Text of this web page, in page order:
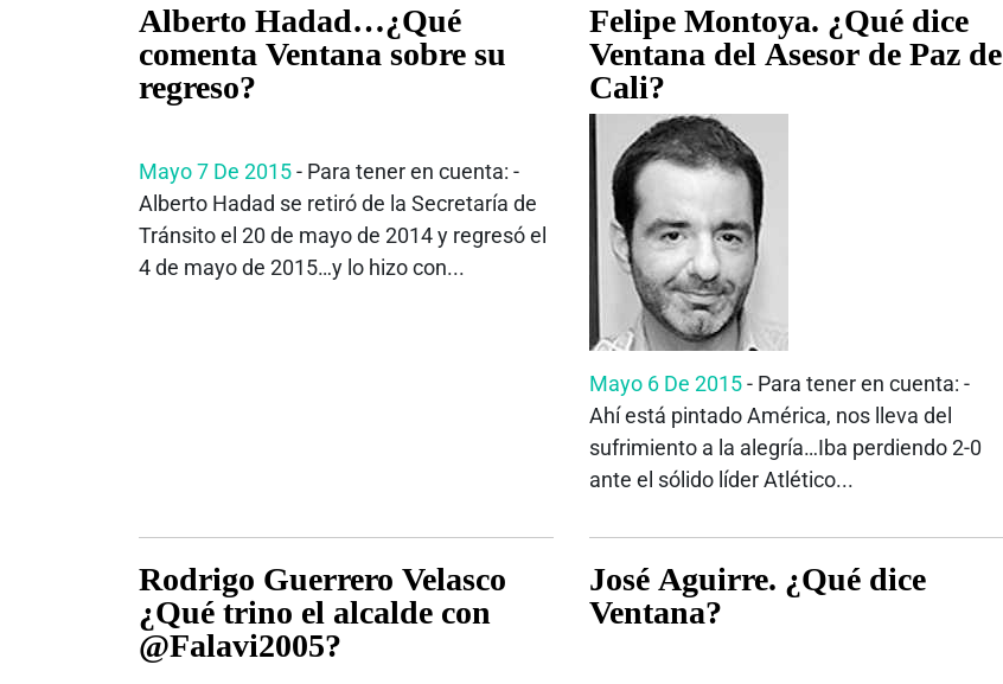
Alberto Hadad…¿Qué
comenta Ventana sobre su
regreso?
Mayo 7 De 2015- Para tener en cuenta: -
Alberto Hadad se retiró de la Secretaría de
Tránsito el 20 de mayo de 2014 y regresó el
4 de mayo de 2015…y lo hizo con...
Felipe Montoya. ¿Qué dice
Ventana del Asesor de Paz de
Cali?
Mayo 6 De 2015- Para tener en cuenta: -
Ahí está pintado América, nos lleva del
sufrimiento a la alegría…Iba perdiendo 2-0
ante el sólido líder Atlético...
Rodrigo Guerrero Velasco
¿Qué trino el alcalde con
@Falavi2005?
José Aguirre. ¿Qué dice
Ventana?